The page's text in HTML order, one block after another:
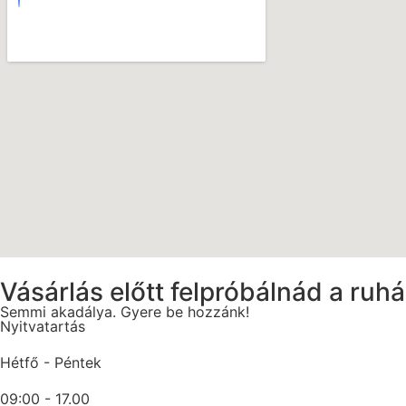
Vásárlás előtt felpróbálnád a
Semmi akadálya. Gyere be hozzánk!
Nyitvatartás
Hétfő - Péntek
09:00 - 17.00